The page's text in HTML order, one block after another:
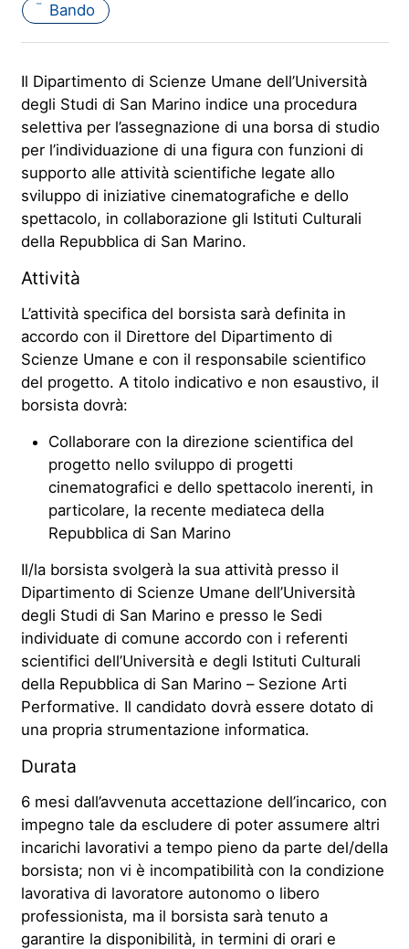
PDF Bando
Il Dipartimento di Scienze Umane dell’Università
degli Studi di San Marino indice una procedura
selettiva per l’assegnazione di una borsa di studio
per l’individuazione di una figura con funzioni di
supporto alle attività scientifiche legate allo
sviluppo di iniziative cinematografiche e dello
spettacolo, in collaborazione gli Istituti Culturali
della Repubblica di San Marino.
Attività
L’attività specifica del borsista sarà definita in
accordo con il Direttore del Dipartimento di
Scienze Umane e con il responsabile scientifico
del progetto. A titolo indicativo e non esaustivo, il
borsista dovrà:
Collaborare con la direzione scientifica del
progetto nello sviluppo di progetti
cinematografici e dello spettacolo inerenti, in
particolare, la recente mediateca della
Repubblica di San Marino
Il/la borsista svolgerà la sua attività presso il
Dipartimento di Scienze Umane dell’Università
degli Studi di San Marino e presso le Sedi
individuate di comune accordo con i referenti
scientifici dell’Università e degli Istituti Culturali
della Repubblica di San Marino – Sezione Arti
Performative. Il candidato dovrà essere dotato di
una propria strumentazione informatica.
Durata
6 mesi dall’avvenuta accettazione dell’incarico, con
impegno tale da escludere di poter assumere altri
incarichi lavorativi a tempo pieno da parte del/della
borsista; non vi è incompatibilità con la condizione
lavorativa di lavoratore autonomo o libero
professionista, ma il borsista sarà tenuto a
garantire la disponibilità, in termini di orari e